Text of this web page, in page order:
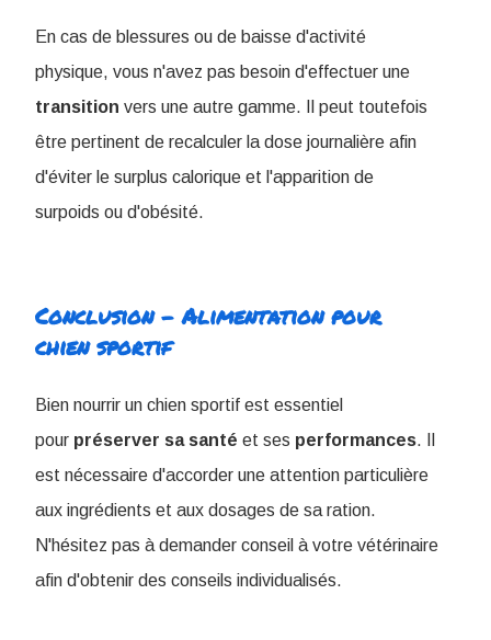
En cas de blessures ou de baisse d'activité
physique, vous n'avez pas besoin d'effectuer une
transition vers une autre gamme. Il peut toutefois
être pertinent de recalculer la dose journalière afin
d'éviter le surplus calorique et l'apparition de
surpoids ou d'obésité.
Conclusion - Alimentation pour
chien sportif
Bien nourrir un chien sportif est essentiel
pour préserver sa santé et ses performances. Il
est nécessaire d'accorder une attention particulière
aux ingrédients et aux dosages de sa ration.
N'hésitez pas à demander conseil à votre vétérinaire
afin d'obtenir des conseils individualisés.